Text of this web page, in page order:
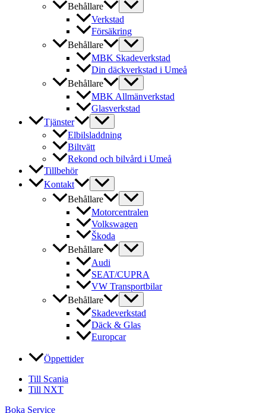
Behållare
Verkstad
Försäkring
Behållare
MBK Skadeverkstad
Din däckverkstad i Umeå
Behållare
MBK Allmänverkstad
Glasverkstad
Tjänster
Elbilsladdning
Biltvätt
Rekond och bilvård i Umeå
Tillbehör
Kontakt
Behållare
Motorcentralen
Volkswagen
Škoda
Behållare
Audi
SEAT/CUPRA
VW Transportbilar
Behållare
Skadeverkstad
Däck & Glas
Europcar
Öppettider
Till Scania
Till NXT
Boka Service